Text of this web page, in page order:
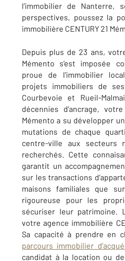
l’immobilier de Nanterre,
perspectives, poussez la
immobilière CENTURY 21
Depuis plus de 23 ans,
Mémento s’est imposée
proue de l'immobilier
projets immobiliers de
Courbevoie et Rueil-
décennies d’ancrage,
Mémento a su développer
mutations de chaque
centre-ville aux secteurs
recherchés. Cette
garantit un
sur les transactions
maisons familiales que
rigoureuse pour les
sécuriser leur patrimoine.
votre agence immobilière
Sa capacité à prendre en
parcours immobilier
candidat à la location ou